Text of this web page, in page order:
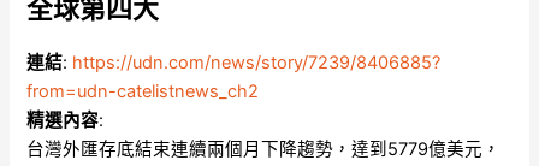
全球第四大
連結: https://udn.com/news/story/7239/8406885?
from=udn-catelistnews_ch2
精選內容:
台灣外匯存底結束連續兩個月下降趨勢，達到5779億美元，